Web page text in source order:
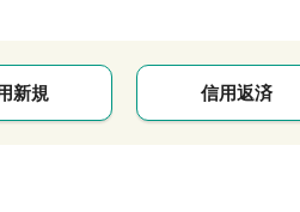
新規 信用返済